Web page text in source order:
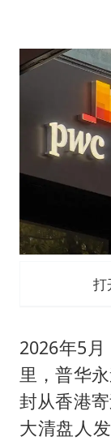
打
2026年5
里，普华
封从香港
大清盘人